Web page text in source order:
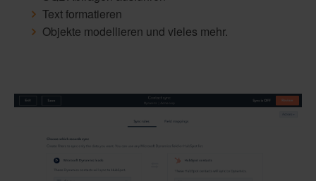
Text formatieren
Objekte modellieren und vieles mehr.